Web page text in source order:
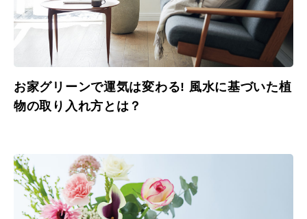
お家グリーンで運気は変わる! 風水に基づいた植
物の取り入れ方とは？